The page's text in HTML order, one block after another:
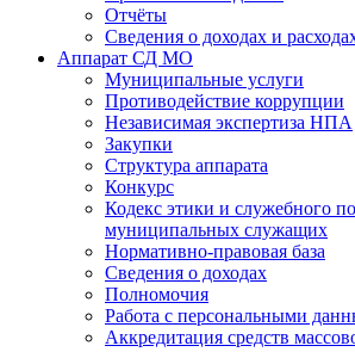
Отчёты
Сведения о доходах и
Аппарат СД МО
Муниципальные услуги
Противодействие коррупции
Независимая экспертиза НПА
Закупки
Структура аппарата
Конкурс
Кодекс этики и служебного
муниципальных служащих
Нормативно-правовая база
Сведения о доходах
Полномочия
Работа с персональными
Аккредитация средств